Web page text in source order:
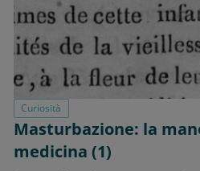
Curiosità
Masturbazione: la
medicina (1)